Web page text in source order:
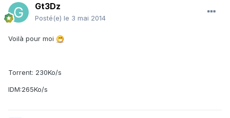
Gt3Dz
Posté(e) le 3 mai 2014
Voilà pour moi
Torrent: 230Ko/s
IDM:265Ko/s